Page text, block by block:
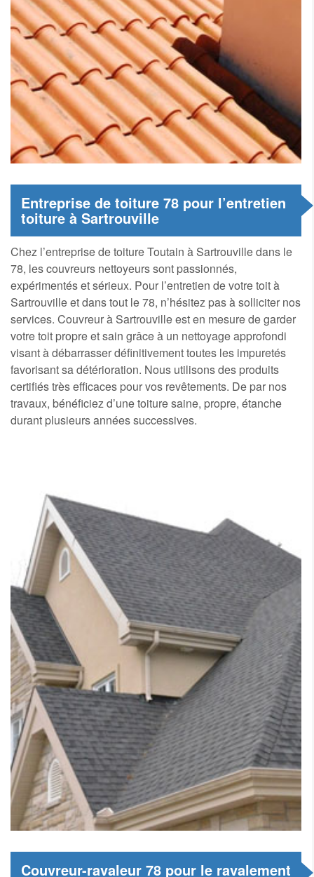
Entreprise de toiture 78 pour l’entretien
toiture à Sartrouville
Chez l’entreprise de toiture Toutain à Sartrouville dans le
78, les couvreurs nettoyeurs sont passionnés,
expérimentés et sérieux. Pour l’entretien de votre toit à
Sartrouville et dans tout le 78, n’hésitez pas à solliciter nos
services. Couvreur à Sartrouville est en mesure de garder
votre toit propre et sain grâce à un nettoyage approfondi
visant à débarrasser définitivement toutes les impuretés
favorisant sa détérioration. Nous utilisons des produits
certifiés très efficaces pour vos revêtements. De par nos
travaux, bénéficiez d’une toiture saine, propre, étanche
durant plusieurs années successives.
Couvreur-ravaleur 78 pour le ravalement